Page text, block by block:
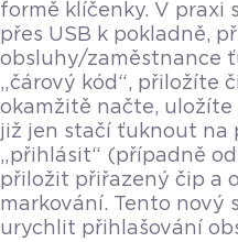
formě klíčenky. V praxi
přes USB k pokladně,
obsluhy/zaměstnance
„čárový kód“, přiložíte
okamžitě načte, uložíte
již jen stačí ťuknout na
„přihlásit“ (případně
přiložit přiřazený čip a
markování. Tento nový
urychlit přihlašování